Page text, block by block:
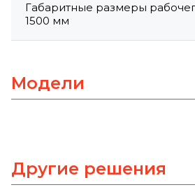
Габаритные размеры
1500 мм
Модели
Другие решения